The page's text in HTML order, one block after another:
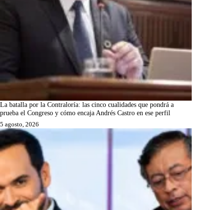
La batalla por la Contraloría: las cinco cualidades que pondrá a
prueba el Congreso y cómo encaja Andrés Castro en ese perfil
5 agosto, 2026